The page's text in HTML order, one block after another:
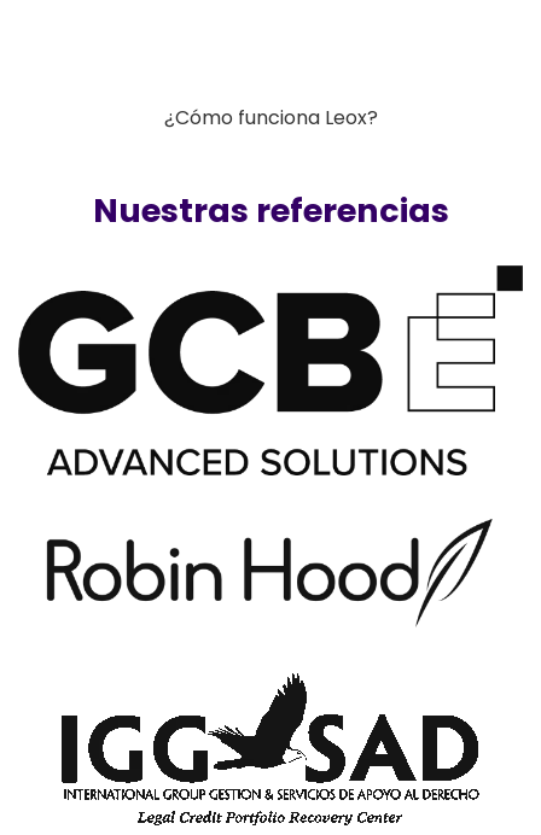
¿Cómo funciona Leox?
Nuestras referencias